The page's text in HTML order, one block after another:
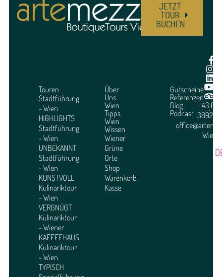
JETZT
TOUR
BUCHEN
Touren
Stadtführung
- Wien
HIGHLIGHTS
Stadtführung
- Wien
UNBEKANNT
Stadtführung
- Wien
KUNSTVOLL
Kulinariktour
- Wien
VERGNÜGT
Kulinariktour
- Wiener
KAFFEEHAUS
Kulinariktour
- Wien
TYPISCH
Über
Uns
Wien
Tipps
Wien
Wissen
Wiener
Grüne
Orte
Shop
Warenkorb
Kasse
Gutscheine
Referenzen
Blog
Podcast
+43 664
3892951
Wien